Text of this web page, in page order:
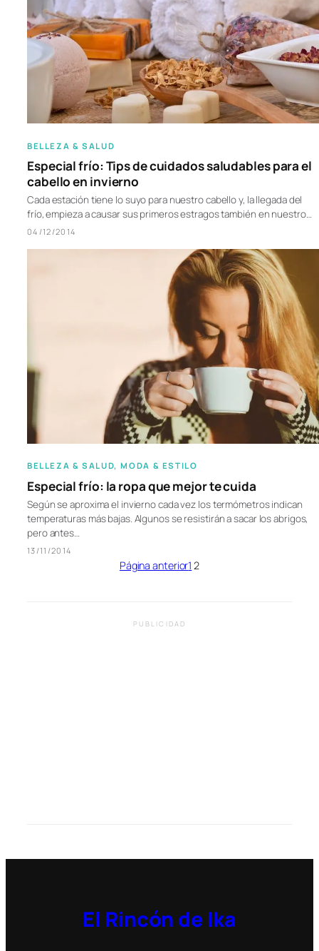
BELLEZA & SALUD
Especial frío: Tips de cuidados saludables para el
cabello en invierno
Cada estación tiene lo suyo para nuestro cabello y, la llegada del
frío, empieza a causar sus primeros estragos también en nuestro…
04/12/2014
BELLEZA & SALUD, MODA & ESTILO
Especial frío: la ropa que mejor te cuida
Según se aproxima el invierno cada vez los termómetros indican
temperaturas más bajas. Algunos se resistirán a sacar los abrigos,
pero antes…
13/11/2014
Página anterior1 2
PUBLICIDAD
El Rincón de Ika